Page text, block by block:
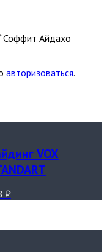
Айдахо
авторизоваться.
VOX
₽